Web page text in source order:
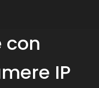
con
IP